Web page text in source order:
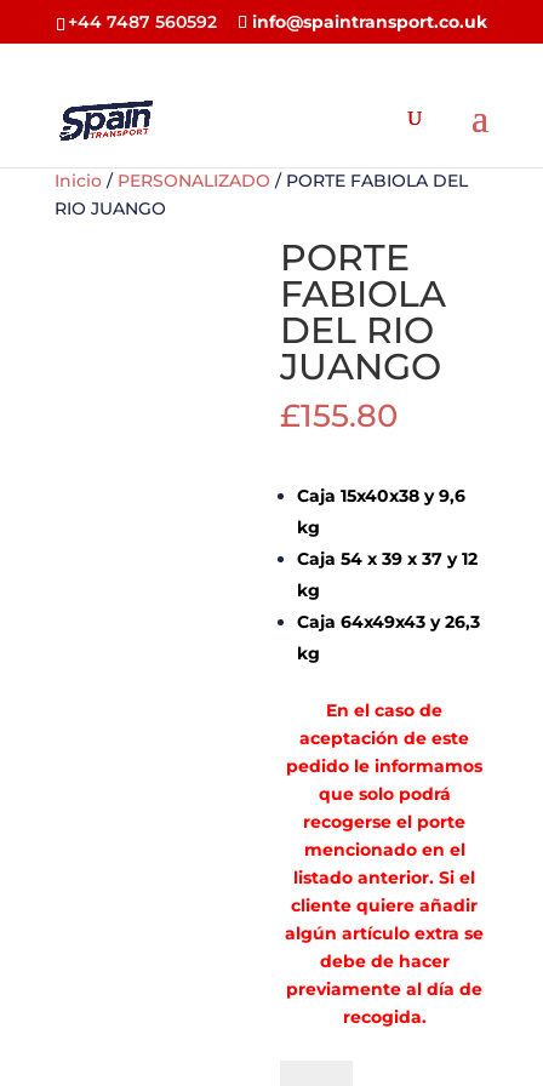
+44 7487 560592 info@spaintransport.co.uk
Inicio/ PERSONALIZADO / PORTE FABIOLA DEL
RIO JUANGO
PORTE
FABIOLA
DEL RIO
JUANGO
£155.80
Caja 15x40x38 y 9,6
kg
Caja 54 x 39 x 37 y 12
kg
Caja 64x49x43 y 26,3
kg
En el caso de
aceptación de este
pedido le informamos
que solo podrá
recogerse el porte
mencionado en el
listado anterior. Si el
cliente quiere añadir
algún artículo extra se
debe de hacer
previamente al día de
recogida.